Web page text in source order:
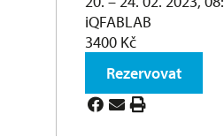
iQFABLAB
3400 Kč
Rezervovat